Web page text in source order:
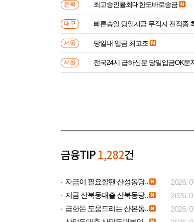
전북 최고승인율최대한도바로송금
대구 빠른승일 당일지급 무직자 전직종
서울 당일내 입금 최고조
서울 전국24시 급하신분 당일입금OK문
금융TIP 1,282건
자금이 필요할땐 산성동당..
2026.
지금 산북동대출 산북동당..
2026.
급한돈 도움드리는 산본동..
2026.